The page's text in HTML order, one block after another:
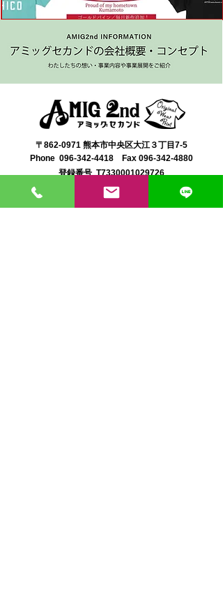
〒862-0971 熊本市中央区大江３丁目7-5
​Phone 096-342-4418 Fax 096-342-4880
登録番号 T7330001029726
【営業時間】9:30〜19:30
【1月・2月／冬季営業時間】9:30～19：00